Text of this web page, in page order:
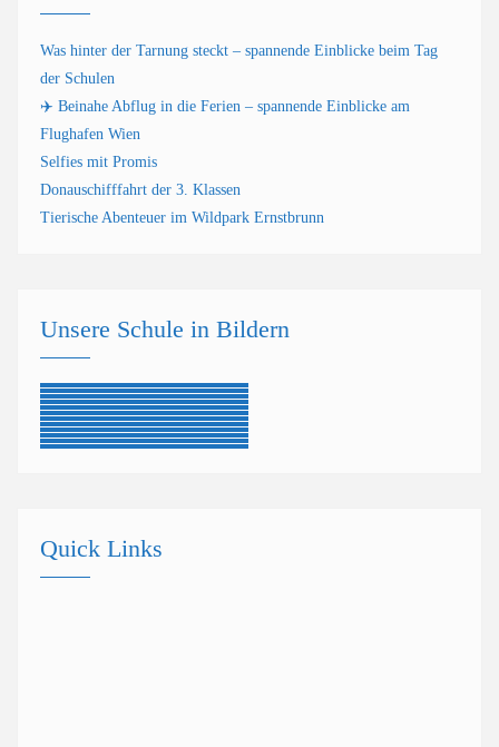
Was hinter der Tarnung steckt – spannende Einblicke beim Tag
der Schulen
✈️ Beinahe Abflug in die Ferien – spannende Einblicke am
Flughafen Wien
Selfies mit Promis
Donauschifffahrt der 3. Klassen
Tierische Abenteuer im Wildpark Ernstbrunn
Unsere Schule in Bildern
Quick Links